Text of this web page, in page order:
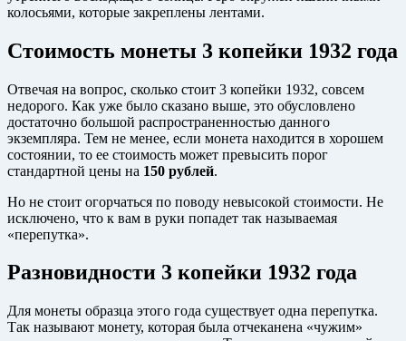
колосьями, которые закреплены лентами.
Стоимость монеты 3 копейки 1932 года
Отвечая на вопрос, сколько стоит 3 копейки 1932, совсем
недорого. Как уже было сказано выше, это обусловлено
достаточно большой распространенностью данного
экземпляра. Тем не менее, если монета находится в хорошем
состоянии, то ее стоимость может превысить порог
стандартной цены на 150 рублей.
Но не стоит огорчаться по поводу невысокой стоимости. Не
исключено, что к вам в руки попадет так называемая
«перепутка».
Разновидности 3 копейки 1932 года
Для монеты образца этого года существует одна перепутка.
Так называют монету, которая была отчеканена «чужим»